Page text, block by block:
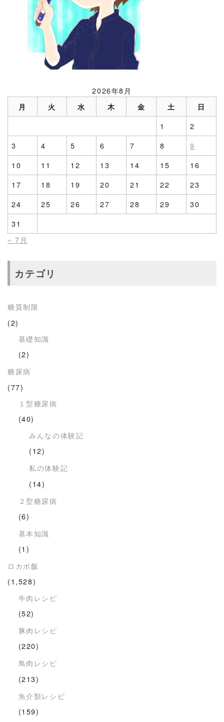
2026年8月
月 火 水 木 金 土 日
1
2
3
4 5 6 7 8
9
10
11 12 13 14 15
16
17
18 19 20 21 22
23
24
25 26 27 28 29
30
31
« 7月
カテゴリ
糖質制限
(2)
基礎知識
(2)
糖尿病
(77)
１型糖尿病
(40)
みんなの体験記
(12)
私の体験記
(14)
２型糖尿病
(6)
基本知識
(1)
ロカボ飯
(1,528)
牛肉レシピ
(52)
豚肉レシピ
(220)
鳥肉レシピ
(213)
魚介類レシピ
(159)